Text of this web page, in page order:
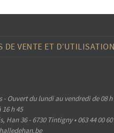
DE VENTE ET
Ouvert du lundi au vendredi de 08 h
16 h 45
Han 36 - 6730 Tintigny • 063 44 00 60